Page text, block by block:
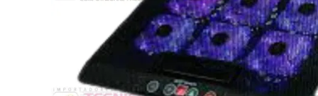
Monitores y TV
Suministros de Impresión
Punto de Venta